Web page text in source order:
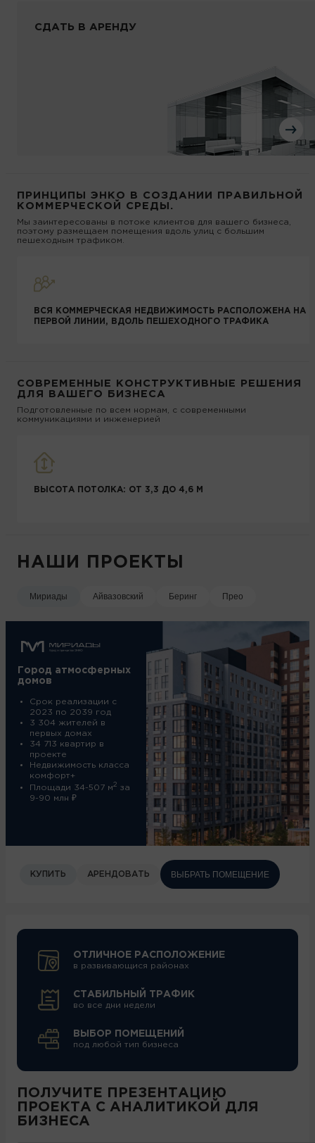
СДАТЬ В АРЕНДУ
ПРИНЦИПЫ ЭНКО В СОЗДАНИИ ПРАВИЛЬНОЙ
КОММЕРЧЕСКОЙ СРЕДЫ.
Мы заинтересованы в потоке клиентов для вашего бизнеса,
поэтому размещаем помещения вдоль улиц с большим
пешеходным трафиком.
ВСЯ КОММЕРЧЕСКАЯ НЕДВИЖИМОСТЬ РАСПОЛОЖЕНА НА
ПЕРВОЙ ЛИНИИ, ВДОЛЬ ПЕШЕХОДНОГО ТРАФИКА
СОВРЕМЕННЫЕ КОНСТРУКТИВНЫЕ РЕШЕНИЯ
ДЛЯ ВАШЕГО БИЗНЕСА
Подготовленные по всем нормам, с современными
коммуникациями и инженерией
ВЫСОТА ПОТОЛКА: ОТ 3,3 ДО 4,6 М
НАШИ ПРОЕКТЫ
Мириады Айвазовский Беринг Прео
Город атмосферных
домов
Срок реализации с
2023 по 2039 год
3 304 жителей в
первых домах
34 713 квартир в
проекте
Недвижимость класса
комфорт+
Площади 34-507 м2 за
9-90 млн ₽
КУПИТЬ АРЕНДОВАТЬ ВЫБРАТЬ ПОМЕЩЕНИЕ
ОТЛИЧНОЕ РАСПОЛОЖЕНИЕ
в развивающися районах
СТАБИЛЬНЫЙ ТРАФИК
во все дни недели
ВЫБОР ПОМЕЩЕНИЙ
под любой тип бизнеса
ПОЛУЧИТЕ ПРЕЗЕНТАЦИЮ
ПРОЕКТА С АНАЛИТИКОЙ ДЛЯ
БИЗНЕСА